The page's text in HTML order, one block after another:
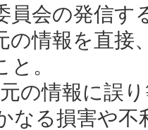
員会の発信す
の情報を直接
。
の情報に誤
なる損害や